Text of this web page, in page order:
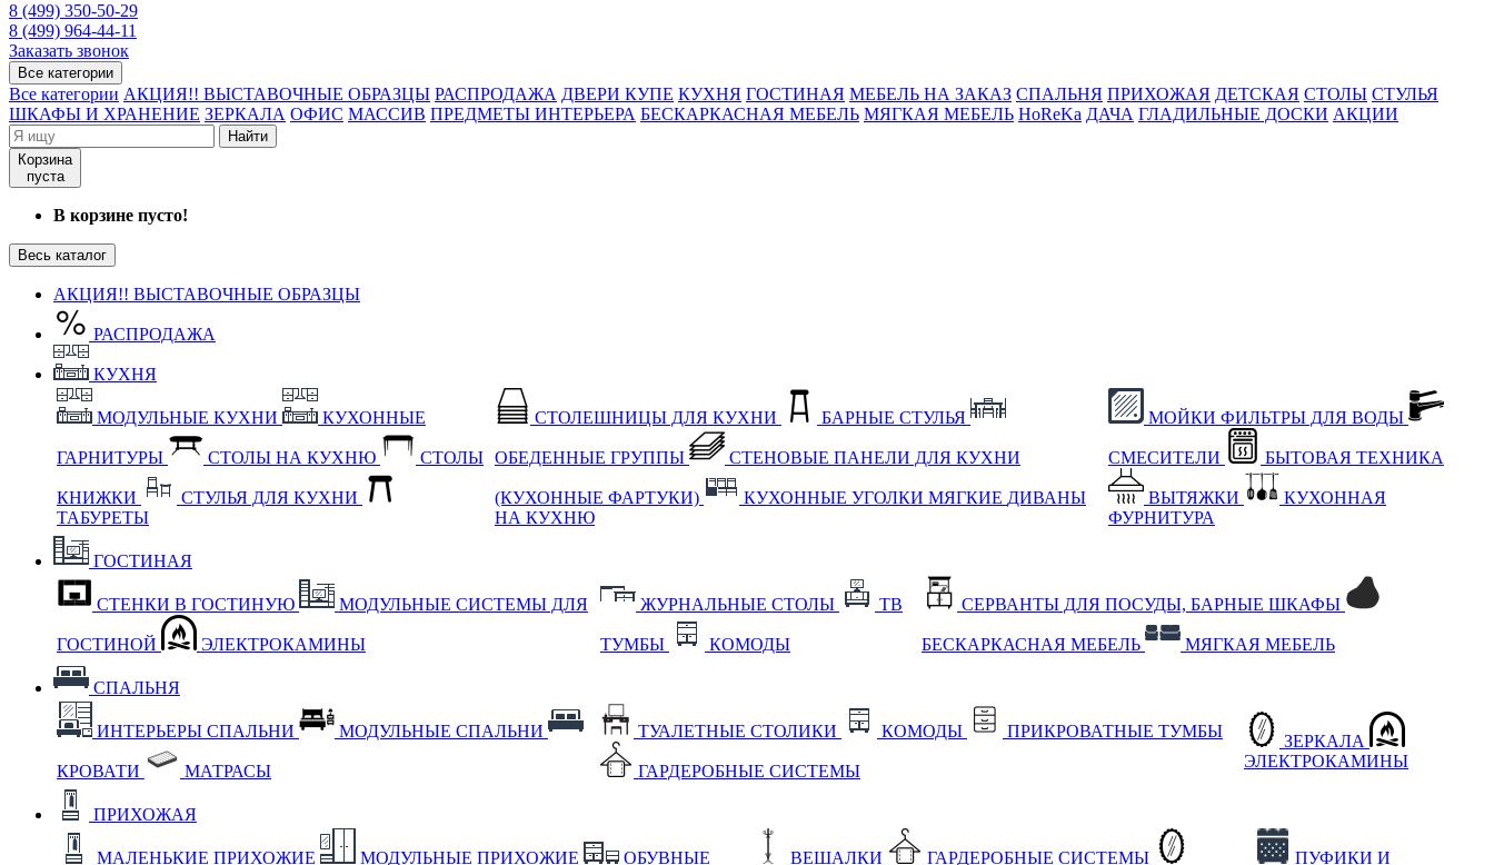
8 (499) 350-50-29
8 (499) 964-44-11
Заказать звонок
Все категории
Все категории АКЦИЯ!! ВЫСТАВОЧНЫЕ ОБРАЗЦЫ РАСПРОДАЖА ДВЕРИ КУПЕ КУХНЯ ГОСТИНАЯ МЕБЕЛЬ НА ЗАКАЗ СПАЛЬНЯ ПРИХОЖАЯ ДЕТСКАЯ СТОЛЫ СТУЛЬЯ
ШКАФЫ И ХРАНЕНИЕ ЗЕРКАЛА ОФИС МАССИВ ПРЕДМЕТЫ ИНТЕРЬЕРА БЕСКАРКАСНАЯ МЕБЕЛЬ МЯГКАЯ МЕБЕЛЬ HoReKa ДАЧА ГЛАДИЛЬНЫЕ ДОСКИ АКЦИИ
Найти
Корзина
пуста
В корзине пусто!
Весь каталог
АКЦИЯ!! ВЫСТАВОЧНЫЕ ОБРАЗЦЫ
РАСПРОДАЖА
КУХНЯ
МОДУЛЬНЫЕ КУХНИ КУХОННЫЕ
ГАРНИТУРЫ СТОЛЫ НА КУХНЮ СТОЛЫ
КНИЖКИ
СТУЛЬЯ ДЛЯ КУХНИ
ТАБУРЕТЫ
СТОЛЕШНИЦЫ ДЛЯ КУХНИ БАРНЫЕ СТУЛЬЯ
ОБЕДЕННЫЕ ГРУППЫ СТЕНОВЫЕ ПАНЕЛИ ДЛЯ КУХНИ
(КУХОННЫЕ ФАРТУКИ) КУХОННЫЕ УГОЛКИ МЯГКИЕ ДИВАНЫ
НА КУХНЮ
МОЙКИ ФИЛЬТРЫ ДЛЯ ВОДЫ
СМЕСИТЕЛИ БЫТОВАЯ ТЕХНИКА
ВЫТЯЖКИ
КУХОННАЯ
ФУРНИТУРА
ГОСТИНАЯ
СТЕНКИ В ГОСТИНУЮ МОДУЛЬНЫЕ СИСТЕМЫ ДЛЯ
ГОСТИНОЙ ЭЛЕКТРОКАМИНЫ
ЖУРНАЛЬНЫЕ СТОЛЫ ТВ
ТУМБЫ КОМОДЫ
СЕРВАНТЫ ДЛЯ ПОСУДЫ, БАРНЫЕ ШКАФЫ
БЕСКАРКАСНАЯ МЕБЕЛЬ МЯГКАЯ МЕБЕЛЬ
СПАЛЬНЯ
ИНТЕРЬЕРЫ СПАЛЬНИ МОДУЛЬНЫЕ СПАЛЬНИ
КРОВАТИ МАТРАСЫ
ТУАЛЕТНЫЕ СТОЛИКИ КОМОДЫ ПРИКРОВАТНЫЕ ТУМБЫ
ГАРДЕРОБНЫЕ СИСТЕМЫ
ЗЕРКАЛА
ЭЛЕКТРОКАМИНЫ
ПРИХОЖАЯ
МАЛЕНЬКИЕ ПРИХОЖИЕ МОДУЛЬНЫЕ ПРИХОЖИЕ
ОБУВНЫЕ
ВЕШАЛКИ
ГАРДЕРОБНЫЕ СИСТЕМЫ
ПУФИКИ И